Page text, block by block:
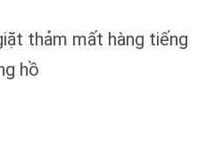
thảm mất hàng tiếng
hồ